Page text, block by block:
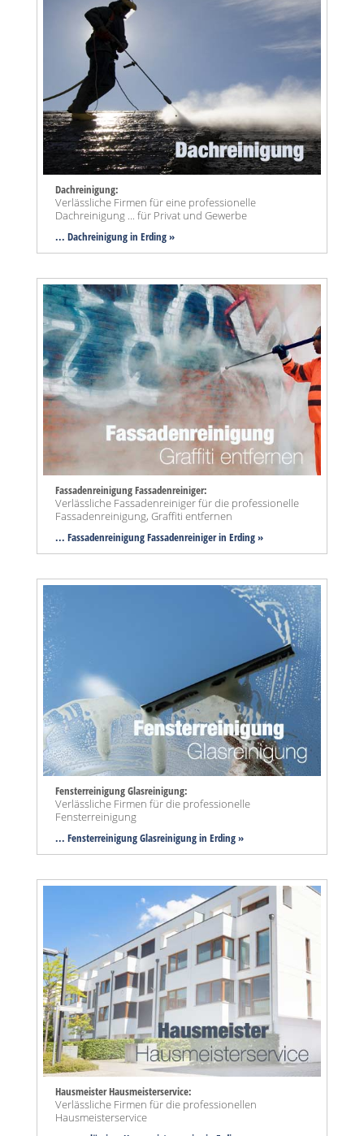
Dachreinigung:
Verlässliche Firmen für eine professionelle
Dachreinigung ... für Privat und Gewerbe
... Dachreinigung in Erding »
Fassadenreinigung Fassadenreiniger:
Verlässliche Fassadenreiniger für die professionelle
Fassadenreinigung, Graffiti entfernen
... Fassadenreinigung Fassadenreiniger in Erding »
Fensterreinigung Glasreinigung:
Verlässliche Firmen für die professionelle
Fensterreinigung
... Fensterreinigung Glasreinigung in Erding »
Hausmeister Hausmeisterservice:
Verlässliche Firmen für die professionellen
Hausmeisterservice